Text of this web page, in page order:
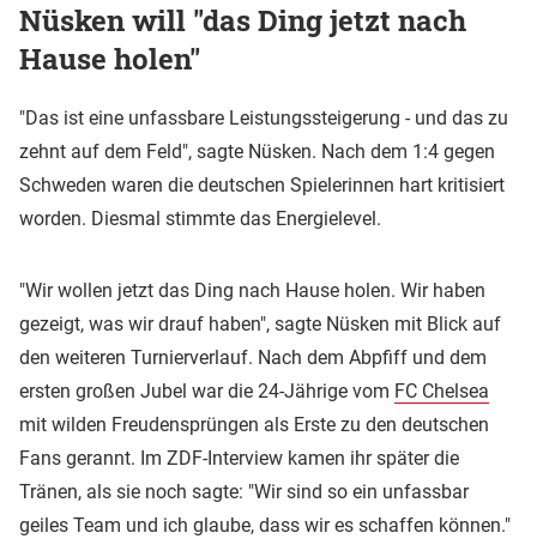
Nüsken will "das Ding jetzt nach
Hause holen"
"Das ist eine unfassbare Leistungssteigerung - und das zu
zehnt auf dem Feld", sagte Nüsken. Nach dem 1:4 gegen
Schweden waren die deutschen Spielerinnen hart kritisiert
worden. Diesmal stimmte das Energielevel.
"Wir wollen jetzt das Ding nach Hause holen. Wir haben
gezeigt, was wir drauf haben", sagte Nüsken mit Blick auf
den weiteren Turnierverlauf. Nach dem Abpfiff und dem
ersten großen Jubel war die 24-Jährige vom FC Chelsea
mit wilden Freudensprüngen als Erste zu den deutschen
Fans gerannt. Im ZDF-Interview kamen ihr später die
Tränen, als sie noch sagte: "Wir sind so ein unfassbar
geiles Team und ich glaube, dass wir es schaffen können."